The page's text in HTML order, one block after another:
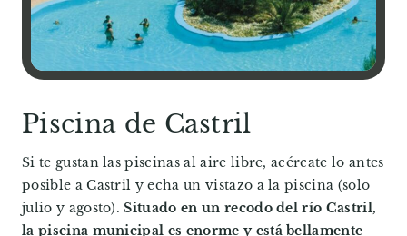
Piscina de Castril
Si te gustan las piscinas al aire libre, acércate lo antes
posible a Castril y echa un vistazo a la piscina (solo
julio y agosto).Situado en un recodo del río Castril,
la piscina municipal es enorme y está bellamente